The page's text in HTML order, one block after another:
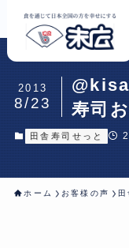
寿司
2013
8/23
田舎寿司せっと
ホーム お客様の声